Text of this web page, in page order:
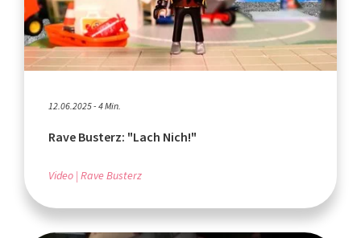
12.06.2025 - 4 Min.
Rave Busterz: "Lach Nich!"
Video Rave Busterz